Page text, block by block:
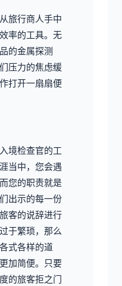
旅行商人手中
率的工具。无
的金属探测
压力的焦虑缓
打开一扇扇便
境检查官的工
当中，您会遇
您的职责就是
出示的每一份
客的说辞进行
于繁琐，那么
式各样的道
加简便。只要
的旅客拒之门